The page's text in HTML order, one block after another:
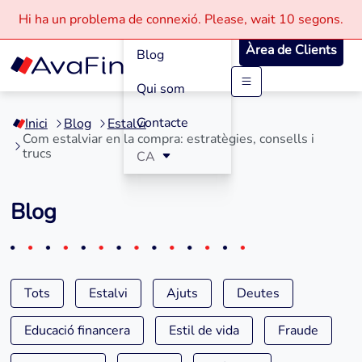
Saltar
contingut
Hi ha un problema de connexió. Please, wait 10 segons.
Blog
Qui som
Contacte
CA
Àrea de Clients
Inici Blog
Estalvi
Com estalviar en la compra: estratègies, consells i
trucs
Blog
Tots Estalvi Ajuts Deutes
Educació financera Estil de vida Fraude